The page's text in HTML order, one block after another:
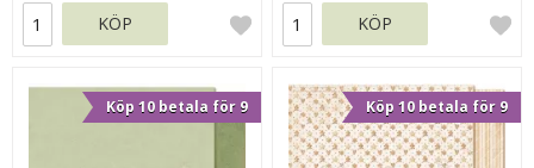
KÖP KÖP
Köp 10 betala för 9 Köp 10 betala för 9